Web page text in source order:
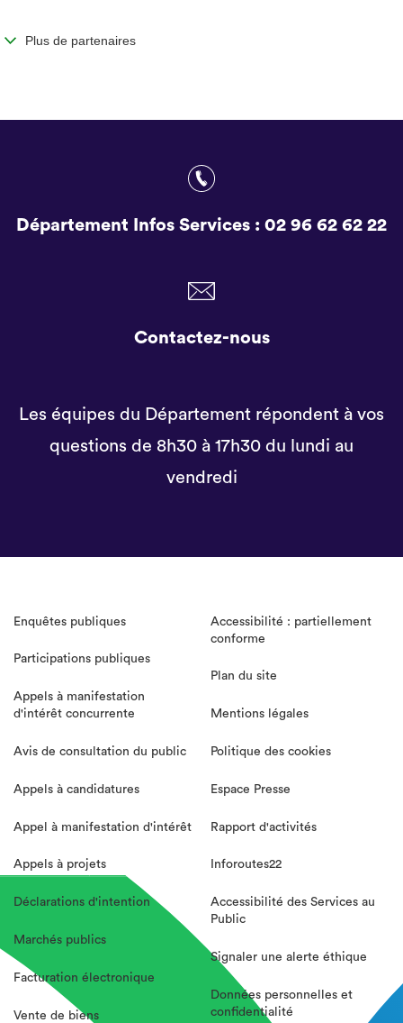
Plus de partenaires
Département Infos Services : 02 96 62 62 22
Contactez-nous
Les équipes du Département répondent à vos
questions de 8h30 à 17h30 du lundi au
vendredi
Enquêtes publiques
Participations publiques
Appels à manifestation
d'intérêt concurrente
Avis de consultation du public
Appels à candidatures
Appel à manifestation d'intérêt
Appels à projets
Déclarations d'intention
Marchés publics
Facturation électronique
Vente de biens
Accessibilité : partiellement
conforme
Plan du site
Mentions légales
Politique des cookies
Espace Presse
Rapport d'activités
Inforoutes22
Accessibilité des Services au
Public
Signaler une alerte éthique
Données personnelles et
confidentialité